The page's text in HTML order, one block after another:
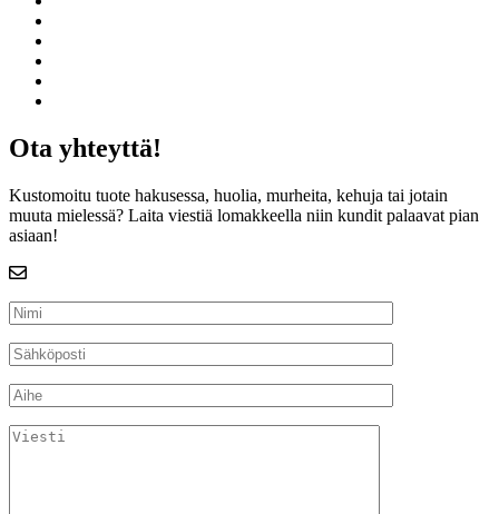
Ota yhteyttä!
Kustomoitu tuote hakusessa, huolia, murheita, kehuja tai jotain
muuta mielessä? Laita viestiä lomakkeella niin kundit palaavat pian
asiaan!